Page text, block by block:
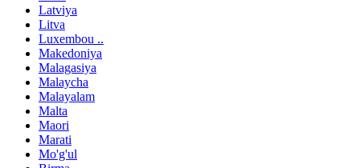
Latviya
Litva
Luxembou ..
Makedoniya
Malagasiya
Malaycha
Malayalam
Malta
Maori
Marati
Mo'g'ul